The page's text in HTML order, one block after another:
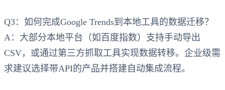
Q3：如何完成Google Trends到本地工具的数据迁移？
A：大部分本地平台（如百度指数）支持手动导出
CSV，或通过第三方抓取工具实现数据转移。企业级需
求建议选择带API的产品并搭建自动集成流程。